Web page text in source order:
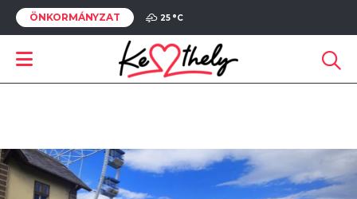
ÖNKORMÁNYZAT 25 °C